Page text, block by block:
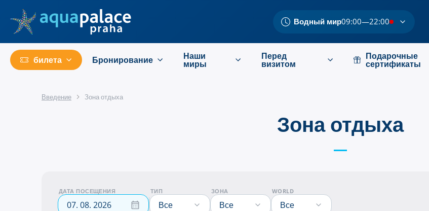
Водный мир09:00—22:00
билета Бронирование Наши
миры
Перед
визитом
Подарочные
сертификаты
Введение Зона отдыха
Зона отдыха
ДАТА ПОСЕЩЕНИЯ ТИП
Все
ЗОНА
Все
WORLD
Все